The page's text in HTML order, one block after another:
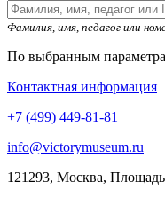
Фамилия, имя, педагог или
По выбранным
Контактная информация
+7 (499) 449-81-81
info@victorymuseum.ru
121293, Москва,